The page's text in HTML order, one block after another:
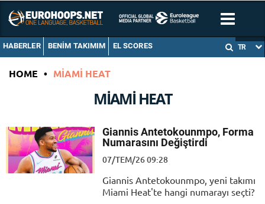
HABERLER BENIM TAKIMIM EL SCORES TR
HOME • MIAMI HEAT
MIAMI HEAT
Giannis Antetokounmpo, Forma
Numarasını Değiştirdi
07/TEM/26 09:28
Giannis Antetokounmpo, yeni takımı
Miami Heat'te hangi numarayı seçti?